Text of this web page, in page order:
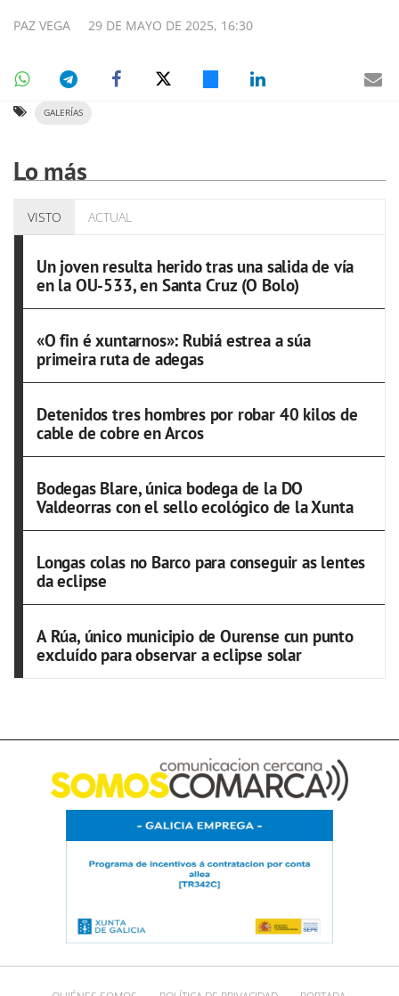
29 DE MAYO DE 2025, 16:30
PAZ VEGA
GALERÍAS
Lo más
VISTO ACTUAL
Un joven resulta herido tras una salida de vía
en la OU-533, en Santa Cruz (O Bolo)
«O fin é xuntarnos»: Rubiá estrea a súa
primeira ruta de adegas
Detenidos tres hombres por robar 40 kilos de
cable de cobre en Arcos
Bodegas Blare, única bodega de la DO
Valdeorras con el sello ecológico de la Xunta
Longas colas no Barco para conseguir as lentes
da eclipse
A Rúa, único municipio de Ourense cun punto
excluído para observar a eclipse solar